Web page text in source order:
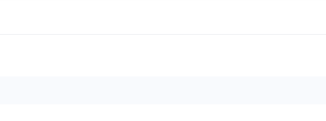
a 2 - 0 gracias a Erling Haaland. Martin Ødegaard se inventó la jugada del